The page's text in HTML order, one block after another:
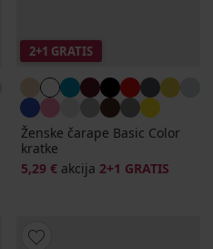
2+1 GRATIS
Ženske čarape Basic Color
kratke
5,29 € akcija 2+1 GRATIS